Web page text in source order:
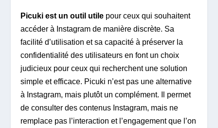
Picuki est un outil utile pour ceux qui souhaitent
accéder à Instagram de manière discrète. Sa
facilité d’utilisation et sa capacité à préserver la
confidentialité des utilisateurs en font un choix
judicieux pour ceux qui recherchent une solution
simple et efficace. Picuki n’est pas une alternative
à Instagram, mais plutôt un complément. Il permet
de consulter des contenus Instagram, mais ne
remplace pas l’interaction et l’engagement que l’on